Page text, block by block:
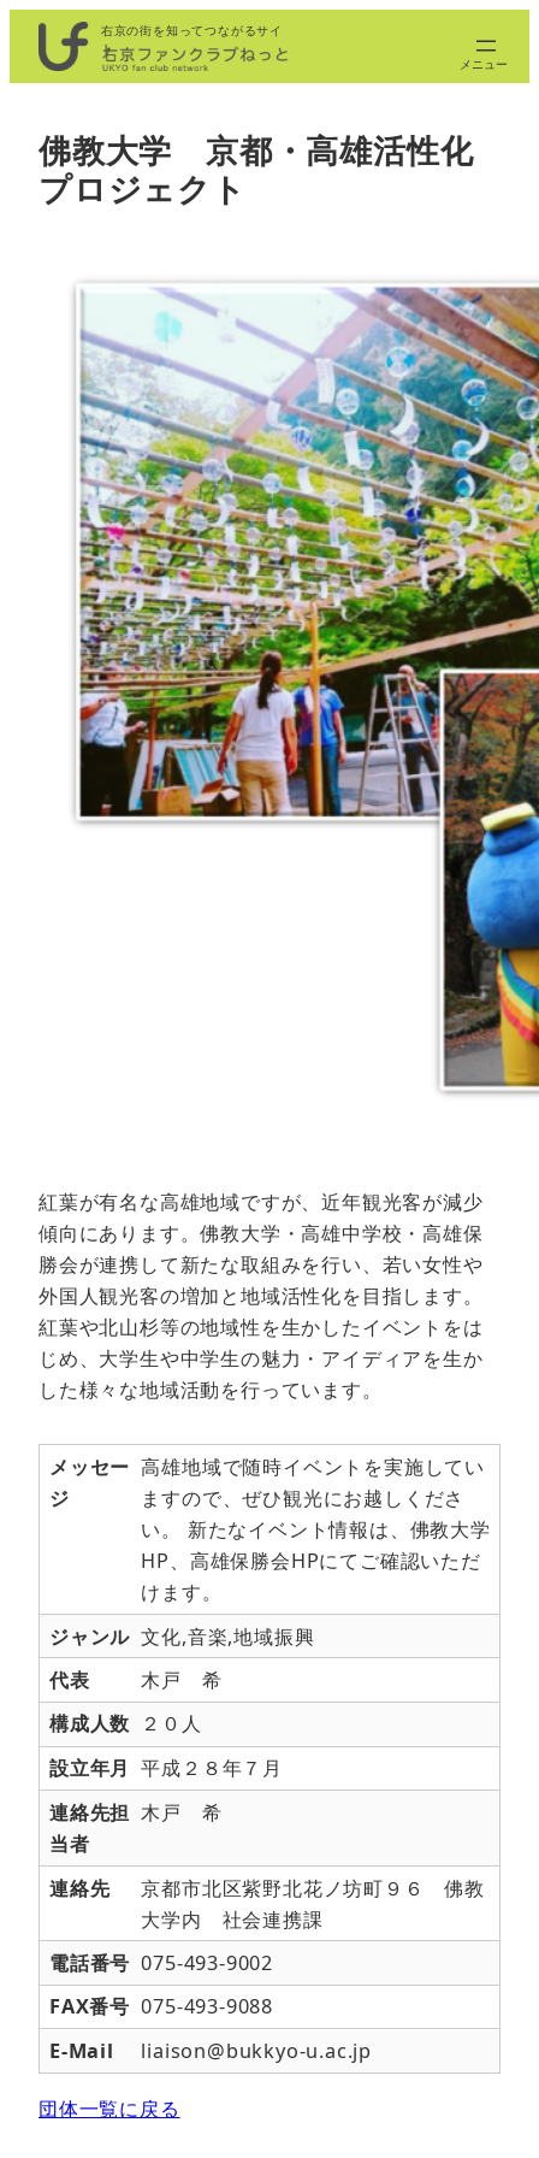
を
右京の街を知ってつながるサイ
ト
佛教大学 京都・高雄活性化
プロジェクト
紅葉が有名な高雄地域ですが、近年観光客が減少
傾向にあります。佛教大学・高雄中学校・高雄保
勝会が連携して新たな取組みを行い、若い女性や
外国人観光客の増加と地域活性化を目指します。
紅葉や北山杉等の地域性を生かしたイベントをは
じめ、大学生や中学生の魅力・アイディアを生か
した様々な地域活動を行っています。
メッセー
ジ
高雄地域で随時イベントを実施してい
ますので、ぜひ観光にお越しくださ
い。 新たなイベント情報は、佛教大学
HP、高雄保勝会HPにてご確認いただ
けます。
ジャンル 文化,音楽,地域振興
代表
木戸 希
構成人数 ２０人
設立年月
平成２８年７月
連絡先担
当者
木戸 希
連絡先
京都市北区紫野北花ノ坊町９６ 佛教
大学内 社会連携課
電話番号 075-493-9002
FAX番号 075-493-9088
E-Mail
liaison@bukkyo-u.ac.jp
団体一覧に戻る